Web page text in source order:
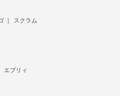
スクラム
エブリィ